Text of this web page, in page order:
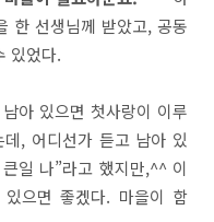
한 선생님께 받았고, 공동
있었다.
아 있으면 첫사랑이 이루
, 어디선가 듣고 남아 있
일 나”라고 했지만,^^ 이
으면 좋겠다. 마을이 함